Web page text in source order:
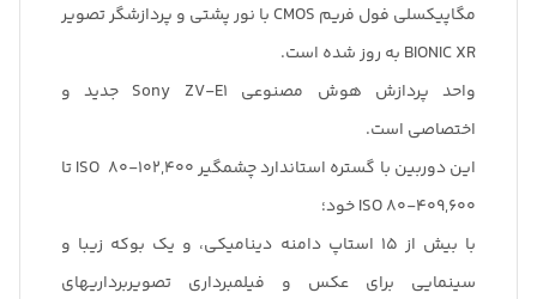
مگاپیکسلی فول فریم CMOS با نور پشتی و پردازشگر تصویر
BIONIC XR به روز شده است.
واحد پردازش هوش مصنوعی Sony ZV-E1 جدید و
اختصاصی است.
این دوربین با گستره استاندارد چشمگیر ISO 80-102,400 تا
ISO 80-409,600 خود؛
با بیش از 15 استاپ دامنه دینامیکی، و یک بوکه زیبا و
سینمایی برای عکس و فیلمبرداری تصویربرداریهای